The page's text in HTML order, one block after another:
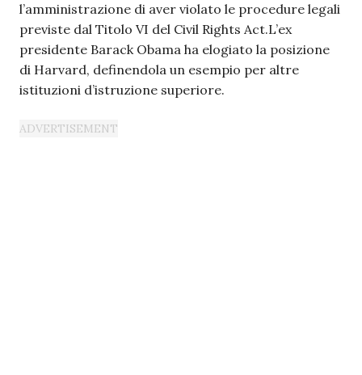
l’amministrazione di aver violato le procedure legali
previste dal Titolo VI del Civil Rights Act.L’ex
presidente Barack Obama ha elogiato la posizione
di Harvard, definendola un esempio per altre
istituzioni d’istruzione superiore.